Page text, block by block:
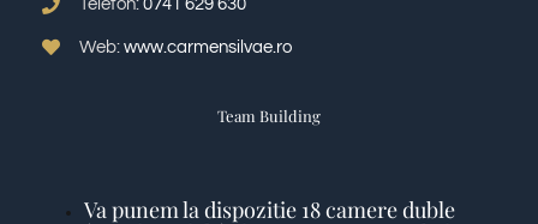
Telefon: 0741 629 630
Web: www.carmensilvae.ro
Team Building
Va punem la dispozitie 18 camere duble